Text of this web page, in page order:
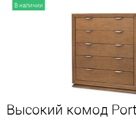
В наличии
Высокий комод